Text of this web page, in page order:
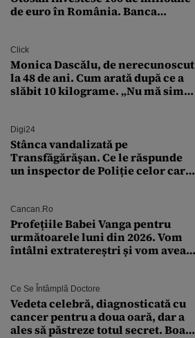
de euro în România. Banca
Click
Monica Dascălu, de nerecunoscut
la 48 de ani. Cum arată după ce a
slăbit 10 kilograme. „Nu mă simt
Digi24
Stânca vandalizată pe
Transfăgărășan. Ce le răspunde
un inspector de Poliție celor care
Cancan.ro
Profețiile Babei Vanga pentru
următoarele luni din 2026. Vom
întâlni extratereștri și vom avea
Ce Se Întâmplă Doctore
Vedeta celebră, diagnosticată cu
cancer pentru a doua oară, dar a
ales să păstreze totul secret. Boala